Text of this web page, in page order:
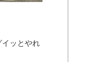
ッとやれ